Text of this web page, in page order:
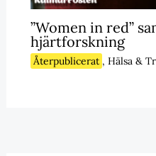
”Women in red”
hjärtforskning
Återpublicerat , Hälsa &